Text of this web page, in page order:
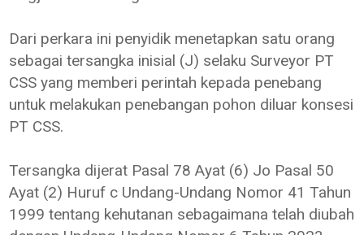
Dari perkara ini penyidik menetapkan satu orang
sebagai tersangka inisial (J) selaku Surveyor PT
CSS yang memberi perintah kepada penebang
untuk melakukan penebangan pohon diluar konsesi
PT CSS.
Tersangka dijerat Pasal 78 Ayat (6) Jo Pasal 50
Ayat (2) Huruf c Undang-Undang Nomor 41 Tahun
1999 tentang kehutanan sebagaimana telah diubah